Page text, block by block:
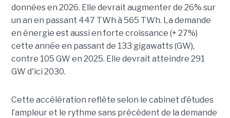
données en 2026. Elle devrait augmenter de 26% sur
un an en passant 447 TWh à 565 TWh. La demande
en énergie est aussi en forte croissance (+ 27%)
cette année en passant de 133 gigawatts (GW),
contre 105 GW en 2025. Elle devrait atteindre 291
GW d'ici 2030.
Cette accélération reflète selon le cabinet d’études
l’ampleur et le rythme sans précédent de la demande